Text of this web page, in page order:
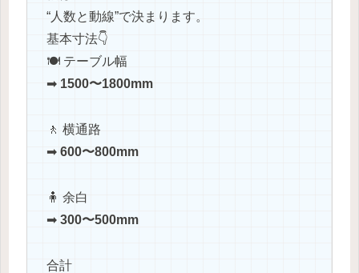
“人数と動線”で決まります。
基本寸法👇
🍽️ テーブル幅
➡ 1500〜1800mm
🚶 横通路
➡ 600〜800mm
🧍 余白
➡ 300〜500mm
合計